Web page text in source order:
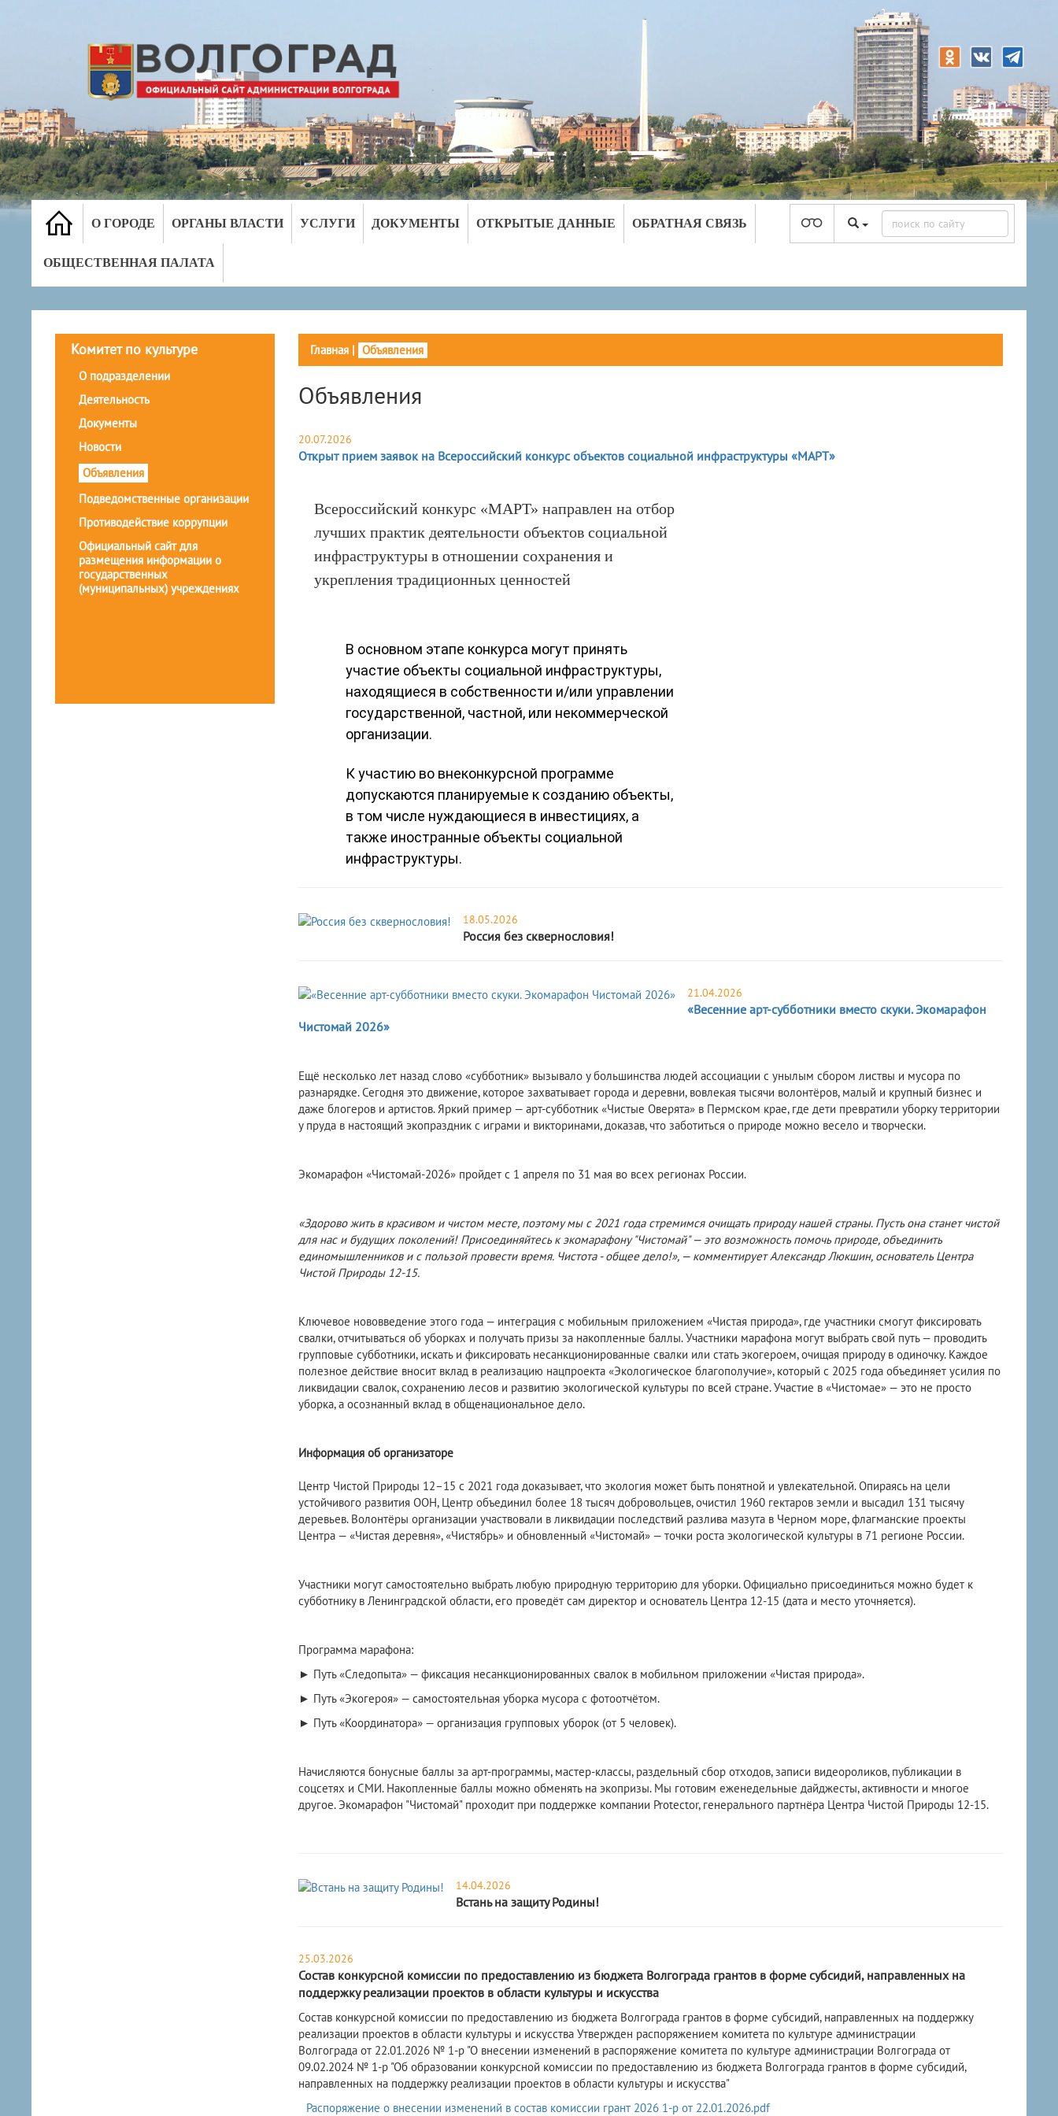
О ГОРОДЕ ОРГАНЫ ВЛАСТИ УСЛУГИ ДОКУМЕНТЫ ОТКРЫТЫЕ ДАННЫЕ ОБРАТНАЯ СВЯЗЬ
ОБЩЕСТВЕННАЯ ПАЛАТА
Комитет по культуре
О подразделении
Деятельность
Документы
Новости
Объявления
Подведомственные организации
Противодействие коррупции
Официальный сайт для
размещения информации о
государственных
(муниципальных) учреждениях
Главная| Объявления
Объявления
20.07.2026
Открыт прием заявок на Всероссийский конкурс объектов социальной инфраструктуры «МАРТ»
Всероссийский конкурс «МАРТ» направлен на отбор
лучших практик деятельности объектов социальной
инфраструктуры в отношении сохранения и
укрепления традиционных ценностей
В основном этапе конкурса могут принять
участие объекты социальной инфраструктуры,
находящиеся в собственности и/или управлении
государственной, частной, или некоммерческой
организации.
К участию во внеконкурсной программе
допускаются планируемые к созданию объекты,
в том числе нуждающиеся в инвестициях, а
также иностранные объекты социальной
инфраструктуры.
18.05.2026
Россия без сквернословия!
21.04.2026
«Весенние арт-субботники вместо скуки. Экомарафон
Чистомай 2026»
Ещё несколько лет назад слово «субботник» вызывало у большинства людей ассоциации с унылым сбором листвы и мусора по
разнарядке. Сегодня это движение, которое захватывает города и деревни, вовлекая тысячи волонтёров, малый и крупный бизнес и
даже блогеров и артистов. Яркий пример — арт-субботник «Чистые Оверята» в Пермском крае, где дети превратили уборку территории
у пруда в настоящий экопраздник с играми и викторинами, доказав, что заботиться о природе можно весело и творчески.
Экомарафон «Чистомай-2026» пройдет с 1 апреля по 31 мая во всех регионах России.
«Здорово жить в красивом и чистом месте, поэтому мы с 2021 года стремимся очищать природу нашей страны. Пусть она станет чистой
для нас и будущих поколений! Присоединяйтесь к экомарафону "Чистомай" — это возможность помочь природе, объединить
единомышленников и с пользой провести время. Чистота - общее дело!», — комментирует Александр Люкшин, основатель Центра
Чистой Природы 12-15.
Ключевое нововведение этого года — интеграция с мобильным приложением «Чистая природа», где участники смогут фиксировать
свалки, отчитываться об уборках и получать призы за накопленные баллы. Участники марафона могут выбрать свой путь — проводить
групповые субботники, искать и фиксировать несанкционированные свалки или стать экогероем, очищая природу в одиночку. Каждое
полезное действие вносит вклад в реализацию нацпроекта «Экологическое благополучие», который с 2025 года объединяет усилия по
ликвидации свалок, сохранению лесов и развитию экологической культуры по всей стране. Участие в «Чистомае» — это не просто
уборка, а осознанный вклад в общенациональное дело.
Информация об организаторе
Центр Чистой Природы 12–15 с 2021 года доказывает, что экология может быть понятной и увлекательной. Опираясь на цели
устойчивого развития ООН, Центр объединил более 18 тысяч добровольцев, очистил 1960 гектаров земли и высадил 131 тысячу
деревьев. Волонтёры организации участвовали в ликвидации последствий разлива мазута в Черном море, флагманские проекты
Центра — «Чистая деревня», «Чистябрь» и обновленный «Чистомай» — точки роста экологической культуры в 71 регионе России.
Участники могут самостоятельно выбрать любую природную территорию для уборки. Официально присоединиться можно будет к
субботнику в Ленинградской области, его проведёт сам директор и основатель Центра 12-15 (дата и место уточняется).
Программа марафона:
► Путь «Следопыта» — фиксация несанкционированных свалок в мобильном приложении «Чистая природа».
► Путь «Экогероя» — самостоятельная уборка мусора с фотоотчётом.
► Путь «Координатора» — организация групповых уборок (от 5 человек).
Начисляются бонусные баллы за арт-программы, мастер-классы, раздельный сбор отходов, записи видеороликов, публикации в
соцсетях и СМИ. Накопленные баллы можно обменять на экопризы. Мы готовим еженедельные дайджесты, активности и многое
другое. Экомарафон "Чистомай" проходит при поддержке компании Protector, генерального партнёра Центра Чистой Природы 12-15.
14.04.2026
Встань на защиту Родины!
25.03.2026
Состав конкурсной комиссии по предоставлению из бюджета Волгограда грантов в форме субсидий, направленных на
поддержку реализации проектов в области культуры и искусства
​Состав конкурсной комиссии по предоставлению из бюджета Волгограда грантов в форме субсидий, направленных на поддержку
реализации проектов в области культуры и искусства Утвержден распоряжением комитета по культуре администрации
Волгограда от 22.01.2026 № 1-р"О внесении изменений в распоряжение комитета по культуре администрации Волгограда от
09.02.2024 № 1-р "Об образовании конкурсной комиссии по предоставлению из бюджета Волгограда грантов в форме субсидий,
направленных на поддержку реализации проектов в области культуры и искусства"
Распоряжение о внесении изменений в состав комиссии грант 2026 1-р от 22.01.2026.pdf